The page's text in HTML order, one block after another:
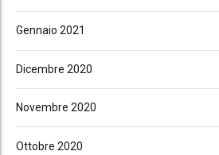
Gennaio 2021
Dicembre 2020
Novembre 2020
Ottobre 2020